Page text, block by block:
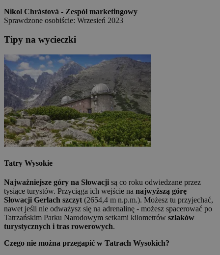
Nikol Chrástová - Zespół marketingowy
Sprawdzone osobiście: Wrzesień 2023
Tipy na wycieczki
Tatry Wysokie
Najważniejsze góry na Słowacji są co roku odwiedzane przez
tysiące turystów. Przyciąga ich wejście na najwyższą górę
Słowacji Gerlach szczyt (2654,4 m n.p.m.). Możesz tu przyjechać,
nawet jeśli nie odważysz się na adrenalinę - możesz spacerować po
Tatrzańskim Parku Narodowym setkami kilometrów szlaków
turystycznych i tras rowerowych.
Czego nie można przegapić w Tatrach Wysokich?